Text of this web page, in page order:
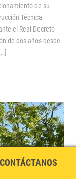
de su
Técnica
el Real Decreto
de dos años desde
CONTÁCTANOS